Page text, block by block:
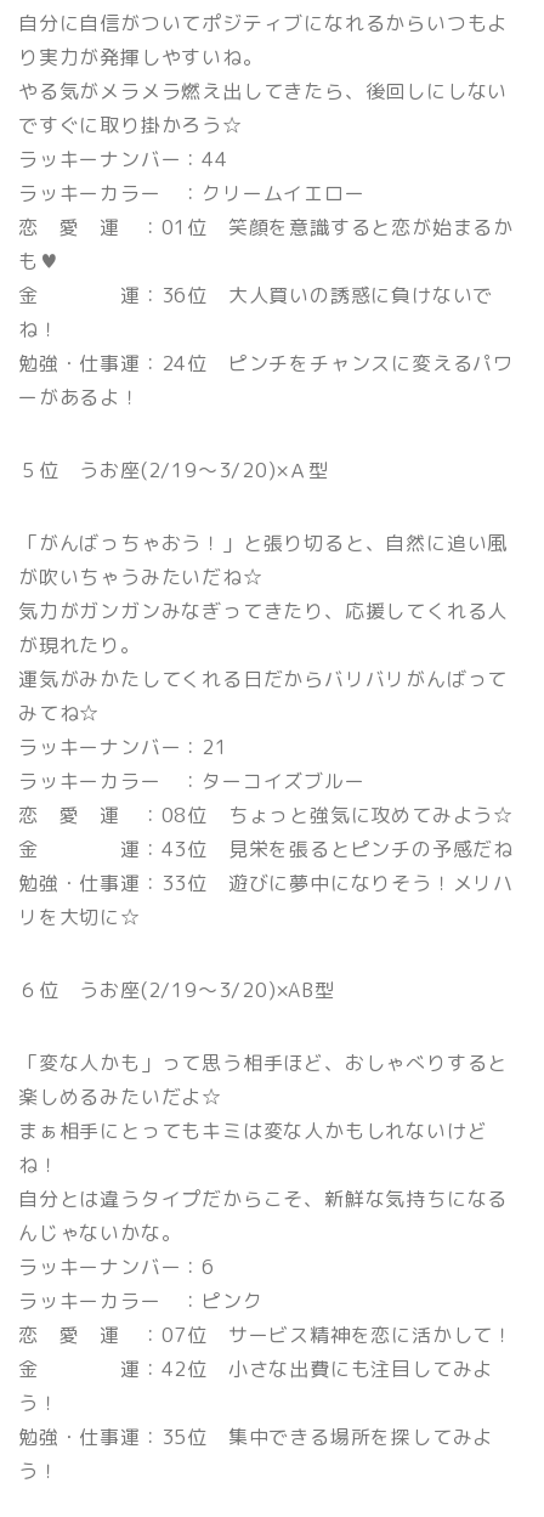
自分に自信がついてポジティブになれるからいつもよ
り実力が発揮しやすいね。
やる気がメラメラ燃え出してきたら、後回しにしない
ですぐに取り掛かろう☆
ラッキーナンバー：44
ラッキーカラー ：クリームイエロー
恋 愛 運 ：01位 笑顔を意識すると恋が始まるか
も♥
金 運：36位 大人買いの誘惑に負けないで
ね！
勉強・仕事運：24位 ピンチをチャンスに変えるパワ
ーがあるよ！
５位 うお座(2/19〜3/20)×Ａ型
「がんばっちゃおう！」と張り切ると、自然に追い風
が吹いちゃうみたいだね☆
気力がガンガンみなぎってきたり、応援してくれる人
が現れたり。
運気がみかたしてくれる日だからバリバリがんばって
みてね☆
ラッキーナンバー：21
ラッキーカラー ：ターコイズブルー
恋 愛 運 ：08位 ちょっと強気に攻めてみよう☆
金 運：43位 見栄を張るとピンチの予感だね
勉強・仕事運：33位 遊びに夢中になりそう！メリハ
リを大切に☆
６位 うお座(2/19〜3/20)×AB型
「変な人かも」って思う相手ほど、おしゃべりすると
楽しめるみたいだよ☆
まぁ相手にとってもキミは変な人かもしれないけど
ね！
自分とは違うタイプだからこそ、新鮮な気持ちになる
んじゃないかな。
ラッキーナンバー：6
ラッキーカラー ：ピンク
恋 愛 運 ：07位 サービス精神を恋に活かして！
金 運：42位 小さな出費にも注目してみよ
う！
勉強・仕事運：35位 集中できる場所を探してみよ
う！